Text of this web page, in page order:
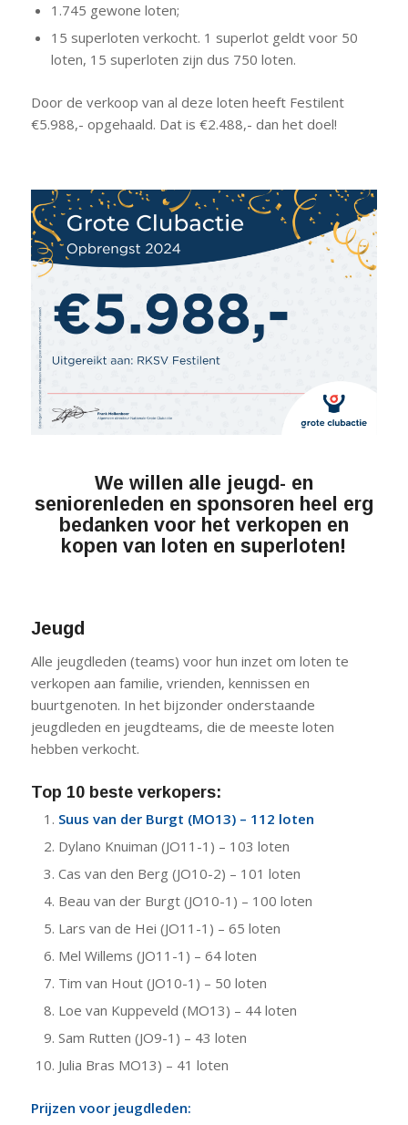
1.745 gewone loten;
15 superloten verkocht. 1 superlot geldt voor 50
loten, 15 superloten zijn dus 750 loten.
Door de verkoop van al deze loten heeft Festilent
€5.988,- opgehaald. Dat is €2.488,- dan het doel!
We willen alle jeugd- en
seniorenleden en sponsoren heel erg
bedanken voor het verkopen en
kopen van loten en superloten!
Jeugd
Alle jeugdleden (teams) voor hun inzet om loten te
verkopen aan familie, vrienden, kennissen en
buurtgenoten. In het bijzonder onderstaande
jeugdleden en jeugdteams, die de meeste loten
hebben verkocht.
Top 10 beste verkopers:
Suus van der Burgt (MO13) – 112 loten
Dylano Knuiman (JO11-1) – 103 loten
Cas van den Berg (JO10-2) – 101 loten
Beau van der Burgt (JO10-1) – 100 loten
Lars van de Hei (JO11-1) – 65 loten
Mel Willems (JO11-1) – 64 loten
Tim van Hout (JO10-1) – 50 loten
Loe van Kuppeveld (MO13) – 44 loten
Sam Rutten (JO9-1) – 43 loten
Julia Bras MO13) – 41 loten
Prijzen voor jeugdleden: